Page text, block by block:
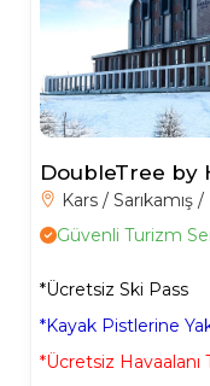
DoubleTree by
Kars / Sarıkamış
Güvenli Turizm
*Ücretsiz Ski Pass
*Kayak Pistlerine
*Ücretsiz Havaalanı